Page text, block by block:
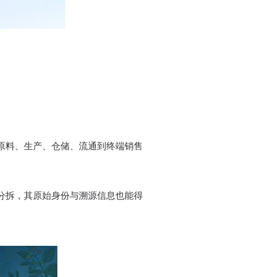
料、生产、仓储、流通到终端销售
拆，其原始身份与溯源信息也能得